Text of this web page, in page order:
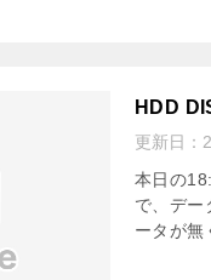
HDD
更新日：
本日の
で、デー
ータが